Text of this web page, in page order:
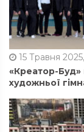
15 Травня
«Креатор-Буд»
художньої